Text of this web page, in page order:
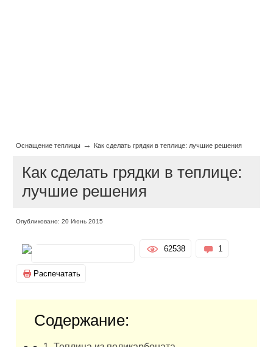
Оснащение теплицы → Как сделать грядки в теплице: лучшие решения
Как сделать грядки в теплице:
лучшие решения
Опубликовано: 20 Июнь 2015
62538 1
Распечатать
Содержание: